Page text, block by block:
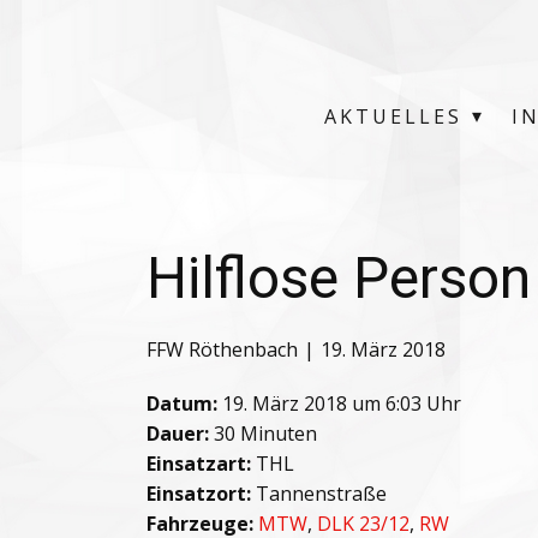
AKTUELLES
Hilflose
FFW Röthenbach 19. März 2018
Datum: 19. März 2018 um 6:03 Uhr
Dauer:30 Minuten
Einsatzart: THL
Einsatzort: Tannenstraße
Fahrzeuge: MTW, DLK 23/12, RW